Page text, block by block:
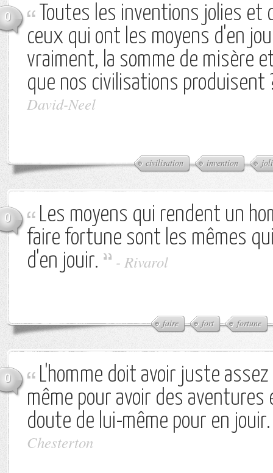
0
Toutes les inventions jolies et
ceux qui ont les moyens d'en
vraiment, la somme de misère
que nos civilisations produisent
David-Neel
civilisation invention
0
Les moyens qui rendent un
faire fortune sont les mêmes
d'en jouir.
- Rivarol
faire fort fortune
0
L'homme doit avoir juste
même pour avoir des
doute de lui-même pour en jouir.
Chesterton